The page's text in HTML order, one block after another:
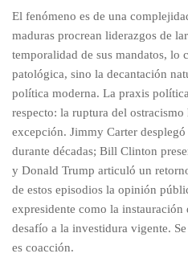
El fenómeno es de una
maduras procrean liderazgos de
temporalidad de sus mandatos, lo
patológica, sino la decantación
política moderna. La praxis
respecto: la ruptura del
excepción. Jimmy Carter
durante décadas; Bill Clinton
y Donald Trump articuló un
de estos episodios la opinión
expresidente como la
desafío a la investidura vigente.
es coacción.